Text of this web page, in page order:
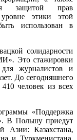
защитой прав
этики этой
использован в
солидарности
Это стажировки
журналистов и
До сегодняшнего
человек из всех
«Поддержка
В Польшу приедут
Азии: Казахстана,
и Туркменистана.